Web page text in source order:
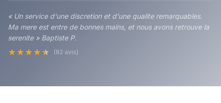
« Un service d'une discretion et d'une qualite remarquables.
Ma mere est entre de bonnes mains, et nous avons retrouve la
serenite » Baptiste P.
★ ★ ★ ★ ★ (82 avis)